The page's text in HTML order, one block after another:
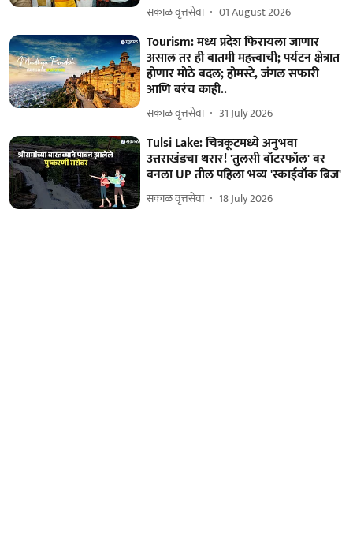
सकाळ वृत्तसेवा 01 August 2026
Tourism: मध्य प्रदेश फिरायला जाणार
असाल तर ही बातमी महत्त्वाची; पर्यटन क्षेत्रात
होणार मोठे बदल; होमस्टे, जंगल सफारी
आणि बरंच काही..
सकाळ वृत्तसेवा 31 July 2026
Tulsi Lake: चित्रकूटमध्ये अनुभवा
उत्तराखंडचा थरार! 'तुलसी वॉटरफॉल' वर
बनला UP तील पहिला भव्य 'स्काईवॉक ब्रिज'
सकाळ वृत्तसेवा 18 July 2026